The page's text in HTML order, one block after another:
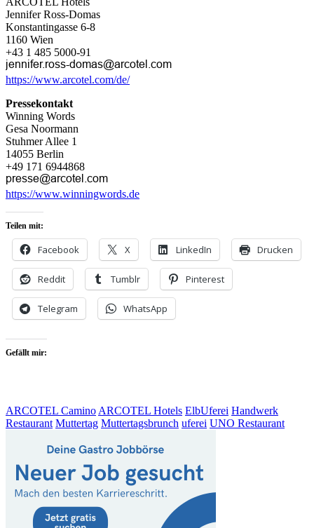
Jennifer Ross-Domas
Konstantingasse 6-8
1160 Wien
+43 1 485 5000-91
https://www.arcotel.com/de/
Pressekontakt
Winning Words
Gesa Noormann
Stuhmer Allee 1
14055 Berlin
+49 171 6944868
https://www.winningwords.de
Teilen mit:
Facebook X LinkedIn Drucken
Reddit Tumblr Pinterest
Telegram WhatsApp
Gefällt mir:
ARCOTEL Camino ARCOTEL Hotels ElbUferei Handwerk
Restaurant Muttertag Muttertagsbrunch uferei UNO Restaurant